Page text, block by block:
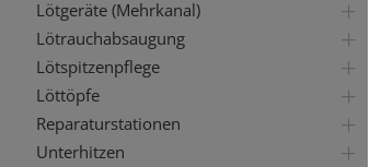
Lötgeräte (Mehrkanal)
Lötrauchabsaugung
Lötspitzenpflege
Löttöpfe
Reparaturstationen
Unterhitzen